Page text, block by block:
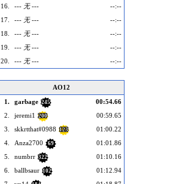
16.
--- 无 ---
--:--
17.
--- 无 ---
--:--
18.
--- 无 ---
--:--
19.
--- 无 ---
--:--
20.
--- 无 --- --:--
AO12
1.
garbage 245
00:54.66
2.
jeremi1 200
00:59.65
3.
skkrtthat#0988 123
01:00.22
4.
Anza2700 69
01:01.86
5.
numbrr 322
01:10.16
6.
ballbsaur 102
01:12.94